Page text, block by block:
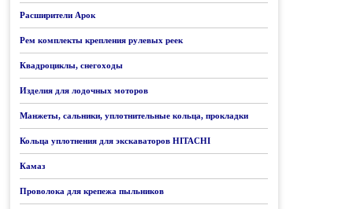
Расширители Арок
Рем комплекты крепления рулевых реек
Квадроциклы, снегоходы
Изделия для лодочных моторов
Манжеты, сальники, уплотнительные кольца, прокладки
Кольца уплотнения для экскаваторов HITACHI
Камаз
Проволока для крепежа пыльников